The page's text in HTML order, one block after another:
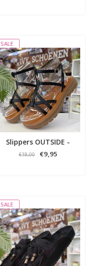
SALE
Slippers OUTSIDE -
Zwart
€18,00 €9,95
SALE